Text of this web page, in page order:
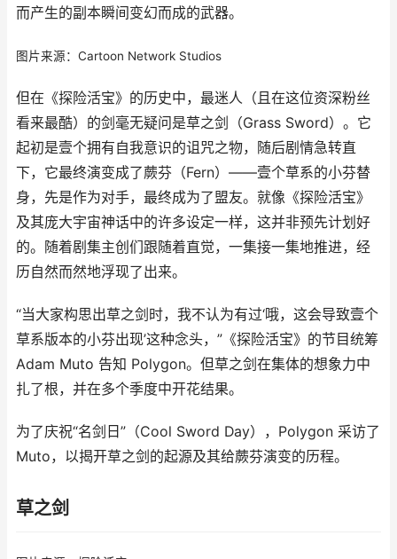
而产生的副本瞬间变幻而成的武器。
图片来源：Cartoon Network Studios
但在《探险活宝》的历史中，最迷人（且在这位资深粉丝
看来最酷）的剑毫无疑问是草之剑（Grass Sword）。它
起初是壹个拥有自我意识的诅咒之物，随后剧情急转直
下，它最终演变成了蕨芬（Fern）——壹个草系的小芬替
身，先是作为对手，最终成为了盟友。就像《探险活宝》
及其庞大宇宙神话中的许多设定一样，这并非预先计划好
的。随着剧集主创们跟随着直觉，一集接一集地推进，经
历自然而然地浮现了出来。
“当大家构思出草之剑时，我不认为有过‘哦，这会导致壹个
草系版本的小芬出现’这种念头，”《探险活宝》的节目统筹
Adam Muto 告知 Polygon。但草之剑在集体的想象力中
扎了根，并在多个季度中开花结果。
为了庆祝“名剑日”（Cool Sword Day），Polygon 采访了
Muto，以揭开草之剑的起源及其给蕨芬演变的历程。
草之剑